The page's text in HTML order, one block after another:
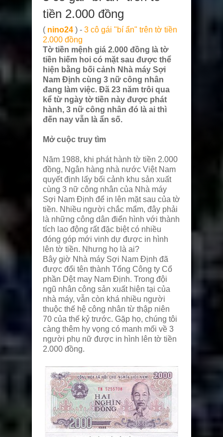
tiền 2.000 đồng
( nino24 ) - 3 cô gái "bí ẩn" trên tờ tiền
2.000 đồng
Tờ tiền mệnh giá 2.000 đồng là tờ
tiền hiếm hoi có mặt sau được thể
hiện bằng bối cảnh Nhà máy Sợi
Nam Định cùng 3 nữ công nhân
đang làm việc. Đã 23 năm trôi qua
kể từ ngày tờ tiền này được phát
hành, 3 nữ công nhân đó là ai thì
đến nay vẫn là ẩn số.
Mở cuộc truy tìm
Năm 1988, khi phát hành tờ tiền 2.000
đồng, Ngân hàng nhà nước Việt Nam
quyết định lấy bối cảnh khu sản xuất
cùng 3 nữ công nhân của Nhà máy
Sợi Nam Định để in lên mặt sau của tờ
tiền. Nhiều người chắc mẩm, đây phải
là những công dân điển hình với thành
tích lao động rất đặc biệt có nhiều
đóng góp mới vinh dự được in hình
lên tờ tiền. Nhưng họ là ai?
Bây giờ Nhà máy Sợi Nam Định đã
được đổi tên thành Tổng Công ty Cổ
phần Dệt may Nam Định. Trong đội
ngũ nhân công sản xuất hiện tại của
nhà máy, vẫn còn khá nhiều người
thuộc thế hệ công nhân từ thập niên
70 của thế kỷ trước. Gặp họ, chúng tôi
càng thêm hy vọng có manh mối về 3
người phụ nữ được in hình lên tờ tiền
2.000 đồng.